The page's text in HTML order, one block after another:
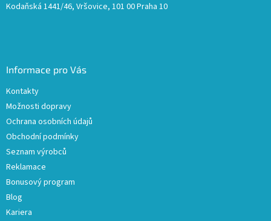
Kodaňská 1441/46, Vršovice, 101 00 Praha 10
Informace pro Vás
Kontakty
Možnosti dopravy
Ochrana osobních údajů
Obchodní podmínky
Seznam výrobců
Reklamace
Bonusový program
Blog
Kariera